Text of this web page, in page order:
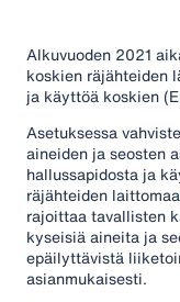
Alkuvuoden 2021
koskien räjähteiden
ja käyttöä koskien
Asetuksessa
aineiden ja seosten
hallussapidosta ja
räjähteiden
rajoittaa tavallisten
kyseisiä aineita ja
epäilyttävistä
asianmukaisesti.